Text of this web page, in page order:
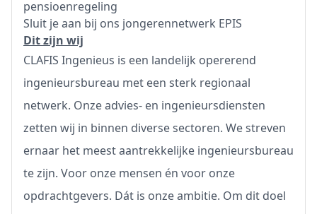
pensioenregeling
Sluit je aan bij ons jongerennetwerk EPIS
Dit zijn wij
CLAFIS Ingenieus is een landelijk opererend
ingenieursbureau met een sterk regionaal
netwerk. Onze advies- en ingenieursdiensten
zetten wij in binnen diverse sectoren. We streven
ernaar het meest aantrekkelijke ingenieursbureau
te zijn. Voor onze mensen én voor onze
opdrachtgevers. Dát is onze ambitie. Om dit doel